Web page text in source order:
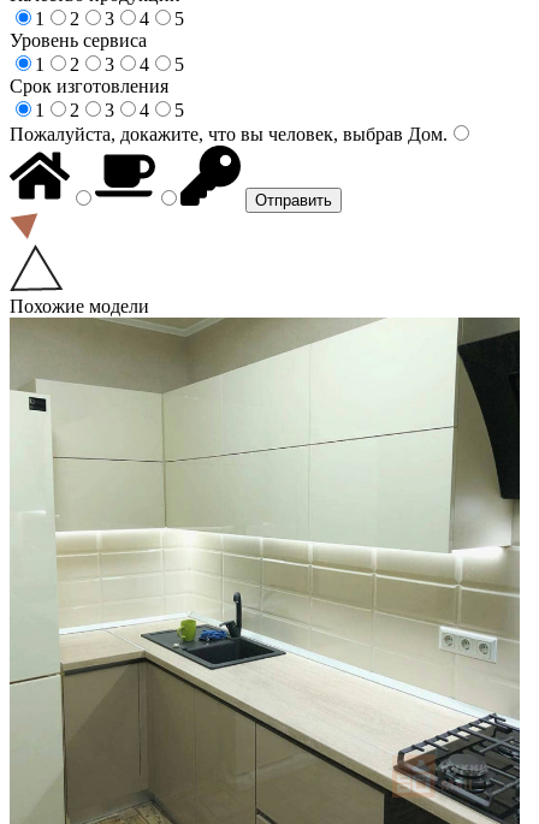
1
2 3 4
5
Уровень сервиса
1
2 3 4
5
Срок изготовления
1
2 3 4
5
Пожалуйста, докажите, что вы человек, выбрав Дом.
Похожие модели